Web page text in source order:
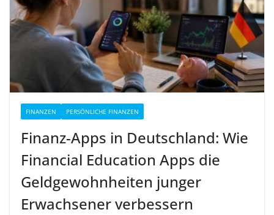
FINANZEN PERSÖNLICHE FINANZEN
Finanz-Apps in Deutschland: Wie
Financial Education Apps die
Geldgewohnheiten junger
Erwachsener verbessern